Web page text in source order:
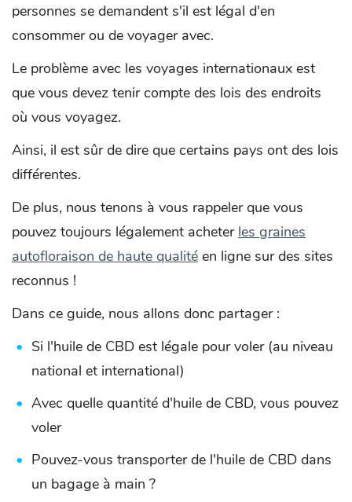
personnes se demandent s'il est légal d'en
consommer ou de voyager avec.
Le problème avec les voyages internationaux est
que vous devez tenir compte des lois des endroits
où vous voyagez.
Ainsi, il est sûr de dire que certains pays ont des lois
différentes.
De plus, nous tenons à vous rappeler que vous
pouvez toujours légalement acheter les graines
autofloraison de haute qualité en ligne sur des sites
reconnus !
Dans ce guide, nous allons donc partager :
Si l'huile de CBD est légale pour voler (au niveau
national et international)
Avec quelle quantité d'huile de CBD, vous pouvez
voler
Pouvez-vous transporter de l'huile de CBD dans
un bagage à main ?